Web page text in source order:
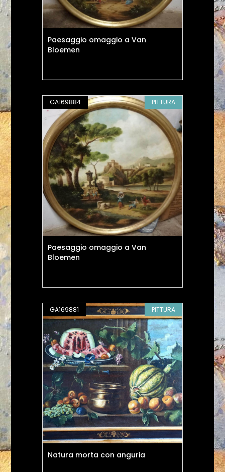
Paesaggio omaggio a Van
Bloemen
GA169884 PITTURA
Paesaggio omaggio a Van
Bloemen
GA169881 PITTURA
Natura morta con anguria